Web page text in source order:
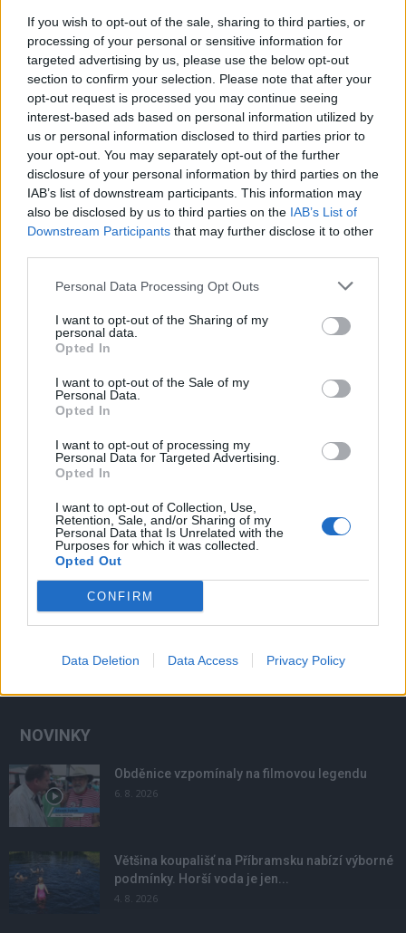
If you wish to opt-out of the sale, sharing to third parties, or
processing of your personal or sensitive information for
targeted advertising by us, please use the below opt-out
section to confirm your selection. Please note that after your
opt-out request is processed you may continue seeing
interest-based ads based on personal information utilized by
us or personal information disclosed to third parties prior to
your opt-out. You may separately opt-out of the further
disclosure of your personal information by third parties on the
IAB’s list of downstream participants. This information may
also be disclosed by us to third parties on the IAB’s List of
Downstream Participants that may further disclose it to other
Personal Data Processing Opt Outs
I want to opt-out of the Sharing of my
personal data.
Opted In
I want to opt-out of the Sale of my
Personal Data.
Opted In
I want to opt-out of processing my
Personal Data for Targeted Advertising.
Opted In
I want to opt-out of Collection, Use,
Retention, Sale, and/or Sharing of my
Personal Data that Is Unrelated with the
Purposes for which it was collected.
Opted Out
CONFIRM
Data Deletion Data Access Privacy Policy
SOUVISEJÍCÍ ČLÁNKY
VÍCE OD AUTORA
Zpravodajství
Většina koupališť na Příbramsku nabízí
výborné podmínky. Horší voda je jen na
Živohošti
Zpravodajství
Příbram modernizuje parkovací automaty.
Přibudou i tři nové poblíž Svaté Hory
Zpravodajství
Obce nově získají body i za předcházení
vzniku odpadu
NOVINKY
Obděnice vzpomínaly na filmovou legendu
6. 8. 2026
Většina koupališť na Příbramsku nabízí výborné
podmínky. Horší voda je jen...
4. 8. 2026